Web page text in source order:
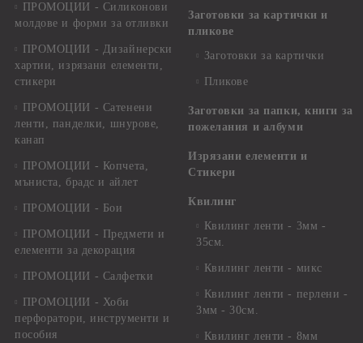
ПРОМОЦИИ - Силиконови
молдове и форми за отливки
ПРОМОЦИИ - Дизайнерски
хартии, изрязани елементи,
стикери
ПРОМОЦИИ - Сатенени
ленти, панделки, шнурове,
канап
ПРОМОЦИИ - Копчета,
мъниста, брадс и айлет
ПРОМОЦИИ - Бои
ПРОМОЦИИ - Предмети и
елементи за декорация
ПРОМОЦИИ - Салфетки
ПРОМОЦИИ - Хоби
перфоратори, инструменти и
пособия
Заготовки за картички и
пликове
Заготовки за картички
Пликове
Заготовки за папки, книги за
пожелания и албуми
Изрязани елементи и
Стикери
Квилинг
Квилинг ленти - 3мм -
35см.
Квилинг ленти - микс
Квилинг ленти - перлени -
3мм - 30см.
Квилинг ленти - 8мм